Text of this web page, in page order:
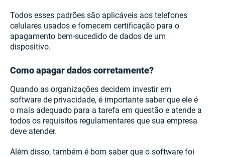
Todos esses padrões são aplicáveis ​​aos telefones
celulares usados ​​e fornecem certificação para o
apagamento bem-sucedido de dados de um
dispositivo.
Como apagar dados corretamente?
Quando as organizações decidem investir em
software de privacidade, é importante saber que ele é
o mais adequado para a tarefa em questão e atende a
todos os requisitos regulamentares que sua empresa
deve atender.
Além disso, também é bom saber que o software foi